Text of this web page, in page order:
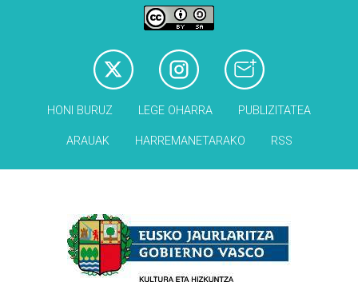
HONI BURUZ LEGE OHARRA PUBLIZITATEA
ARAUAK HARREMANETARAKO RSS